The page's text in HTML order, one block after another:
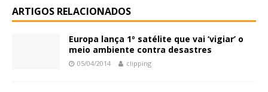
ARTIGOS RELACIONADOS
Europa lança 1º satélite que vai ‘vigiar’ o
meio ambiente contra desastres
05/04/2014 clipping